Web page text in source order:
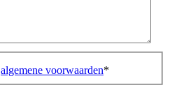
algemene voorwaarden*